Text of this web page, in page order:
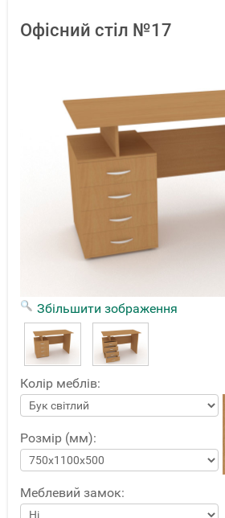
Офісний стіл №17
Збільшити зображення
Колір меблів:
Розмір (мм):
Меблевий замок: